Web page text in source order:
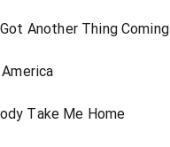
Another Thing Coming
Take Me Home